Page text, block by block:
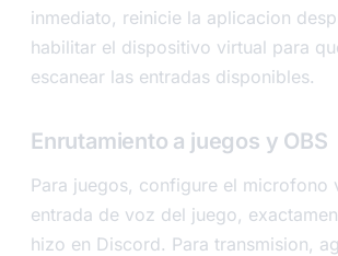
inmediato, reinicie la aplicacion
habilitar el dispositivo virtual para
escanear las entradas disponibles.
Enrutamiento a juegos y OBS
Para juegos, configure el microfono
entrada de voz del juego,
hizo en Discord. Para transmision,